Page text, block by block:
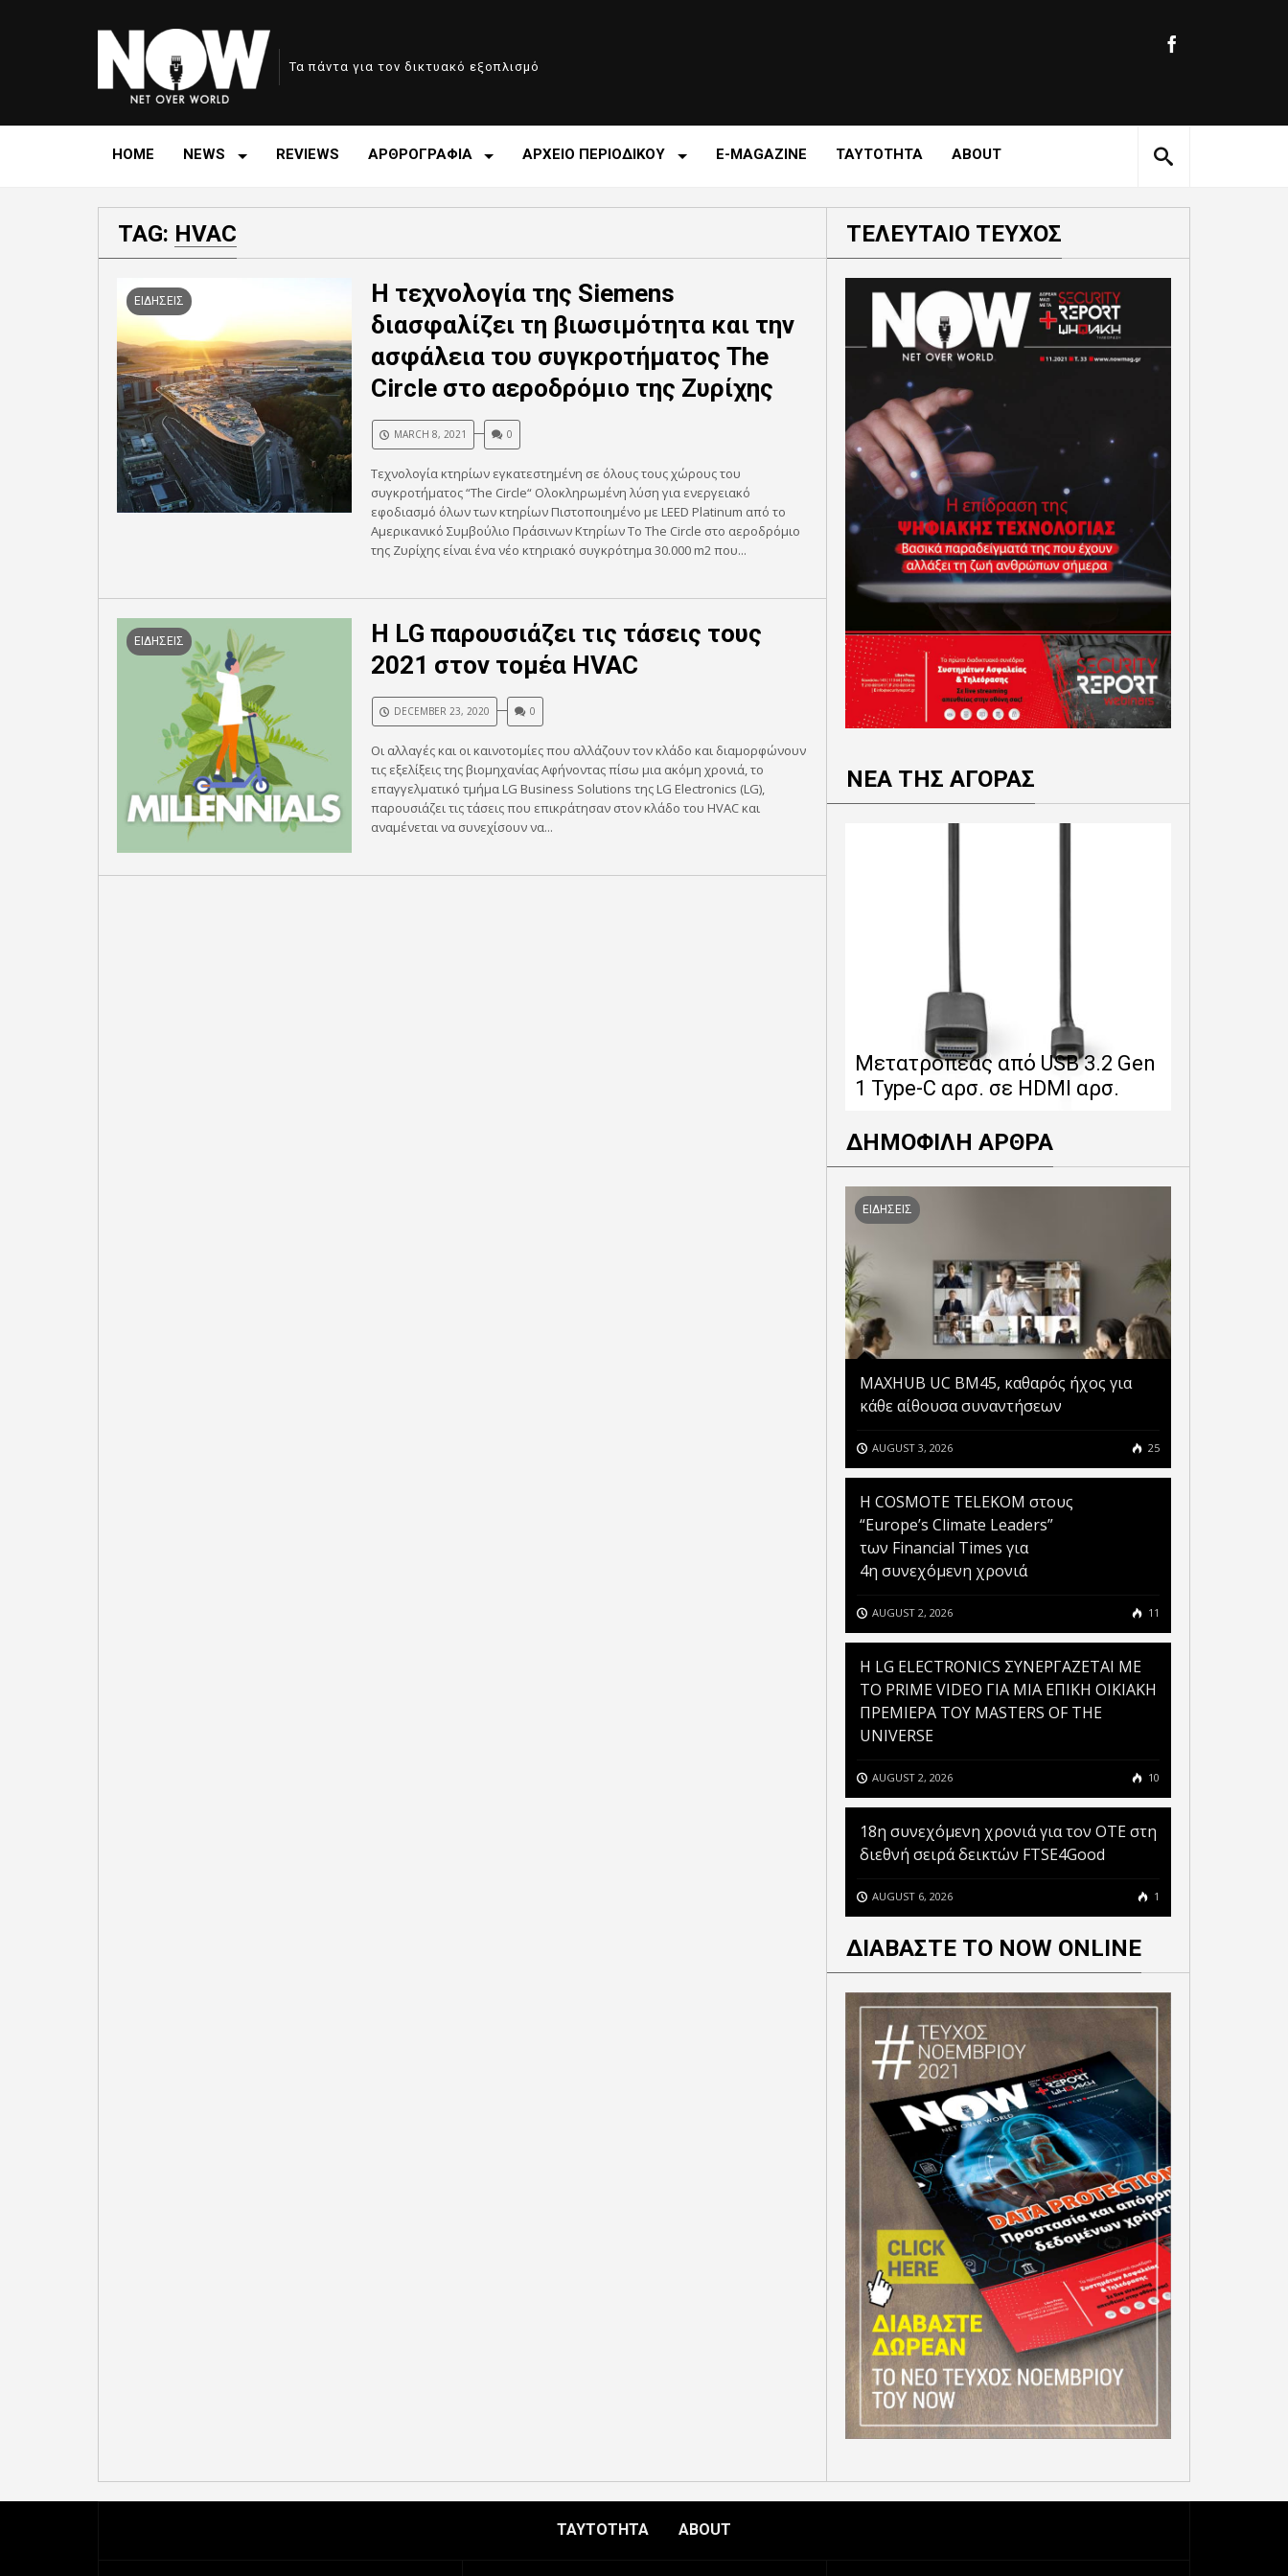
Τα πάντα για τον δικτυακό εξοπλισμό
HOME NEWS REVIEWS ΑΡΘΡΟΓΡΑΦΙΑ ΑΡΧΕΙΟ ΠΕΡΙΟΔΙΚΟΥ E-MAGAZINE ΤΑΥΤΟΤΗΤΑ ABOUT
TAG: HVAC
ΕΙΔΗΣΕΙΣ
Η τεχνολογία της Siemens
διασφαλίζει τη βιωσιμότητα και την
ασφάλεια του συγκροτήματος The
Circle στο αεροδρόμιο της Ζυρίχης
MARCH 8, 2021 0
Τεχνολογία κτηρίων εγκατεστημένη σε όλους τους χώρους του
συγκροτήματος “The Circle“ Ολοκληρωμένη λύση για ενεργειακό
εφοδιασμό όλων των κτηρίων Πιστοποιημένο με LEED Platinum από το
Αμερικανικό Συμβούλιο Πράσινων Κτηρίων Το Τhe Circle στο αεροδρόμιο
της Ζυρίχης είναι ένα νέο κτηριακό συγκρότημα 30.000 m2 που...
ΕΙΔΗΣΕΙΣ
H LG παρουσιάζει τις τάσεις τους
2021 στον τομέα HVAC
DECEMBER 23, 2020 0
Οι αλλαγές και οι καινοτομίες που αλλάζουν τον κλάδο και διαμορφώνουν
τις εξελίξεις της βιομηχανίας Αφήνοντας πίσω μια ακόμη χρονιά, το
επαγγελματικό τμήμα LG Business Solutions της LG Electronics (LG),
παρουσιάζει τις τάσεις που επικράτησαν στον κλάδο του HVAC και
αναμένεται να συνεχίσουν να...
ΤΕΛΕΥΤΑΙΟ ΤΕΥΧΟΣ
ΝΕΑ ΤΗΣ ΑΓΟΡΑΣ
Μετατροπέας από USB 3.2 Gen
1 Type-C αρσ. σε HDMI αρσ.
ΔΗΜΟΦΙΛΗ ΑΡΘΡΑ
ΕΙΔΗΣΕΙΣ
MAXHUB UC BM45, καθαρός ήχος για
κάθε αίθουσα συναντήσεων
AUGUST 3, 2026 25
Η COSMOTE TELEKOM στους
“Europe’s Climate Leaders”
των Financial Times για
4η συνεχόμενη χρονιά
AUGUST 2, 2026 11
H LG ELECTRONICS ΣΥΝΕΡΓΑΖΕΤΑΙ ΜΕ
ΤΟ PRIME VIDEO ΓΙΑ ΜΙΑ ΕΠΙΚΗ ΟΙΚΙΑΚΗ
ΠΡΕΜΙΕΡΑ ΤΟΥ MASTERS OF THE
UNIVERSE
AUGUST 2, 2026 10
18η συνεχόμενη χρονιά για τον ΟΤΕ στη
διεθνή σειρά δεικτών FTSE4Good
AUGUST 6, 2026 1
ΔΙΑΒΑΣΤΕ ΤΟ NOW ONLINE
ΤΑΥΤΟΤΗΤΑ ABOUT